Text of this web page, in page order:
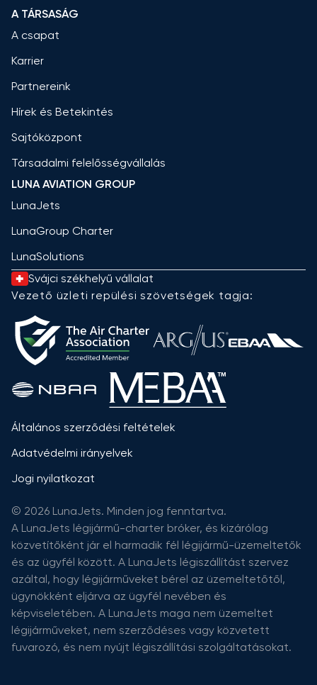
A TÁRSASÁG
A csapat
Karrier
Partnereink
Hírek és Betekintés
Sajtóközpont
Társadalmi felelősségvállalás
LUNA AVIATION GROUP
LunaJets
LunaGroup Charter
LunaSolutions
Svájci székhelyű vállalat
Vezető üzleti repülési szövetségek tagja:
Általános szerződési feltételek
Adatvédelmi irányelvek
Jogi nyilatkozat
© 2026 LunaJets. Minden jog fenntartva.
A LunaJets légijármű-charter bróker, és kizárólag
közvetítőként jár el harmadik fél légijármű-üzemeltetők
és az ügyfél között. A LunaJets légiszállítást szervez
azáltal, hogy légijárműveket bérel az üzemeltetőtől,
ügynökként eljárva az ügyfél nevében és
képviseletében. A LunaJets maga nem üzemeltet
légijárműveket, nem szerződéses vagy közvetett
fuvarozó, és nem nyújt légiszállítási szolgáltatásokat.